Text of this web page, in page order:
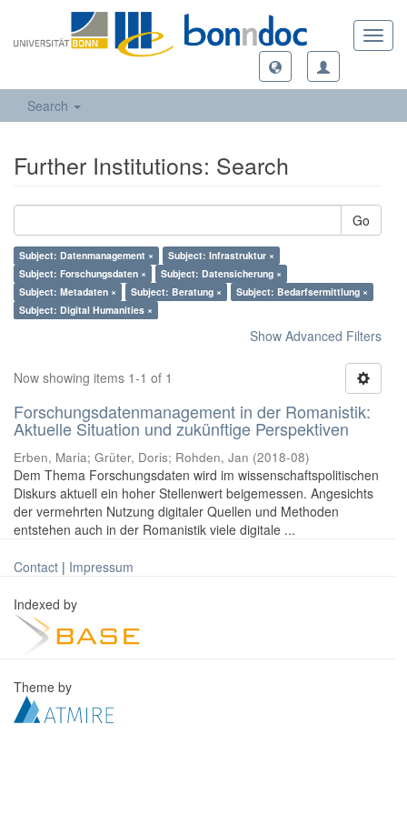
Search
Further Institutions: Search
Go
Subject: Datenmanagement ×
Subject: Infrastruktur ×
Subject: Forschungsdaten ×
Subject: Datensicherung ×
Subject: Metadaten ×
Subject: Beratung ×
Subject: Bedarfsermittlung ×
Subject: Digital Humanities ×
Show Advanced Filters
Now showing items 1-1 of 1
Forschungsdatenmanagement in der Romanistik:
Aktuelle Situation und zukünftige Perspektiven
Erben, Maria; Grüter, Doris; Rohden, Jan (2018-08)
Dem Thema Forschungsdaten wird im wissenschaftspolitischen
Diskurs aktuell ein hoher Stellenwert beigemessen. Angesichts
der vermehrten Nutzung digitaler Quellen und Methoden
entstehen auch in der Romanistik viele digitale ...
Contact | Impressum
Indexed by
Theme by